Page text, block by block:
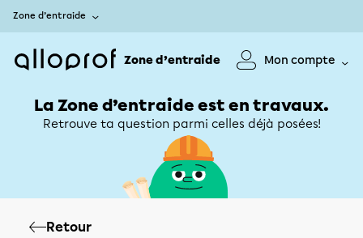
Zone d’entraide
Zone d’entraide Mon compte
La Zone d’entraide est en travaux.
Retrouve ta question parmi celles déjà posées!
Retour